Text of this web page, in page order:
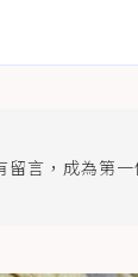
留言，成為第一